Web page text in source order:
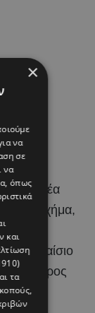
τα νέα
σχήμα,
πλαίσιο
Πρόεδρος
.
×
να
σε
να
όπως
και
τα